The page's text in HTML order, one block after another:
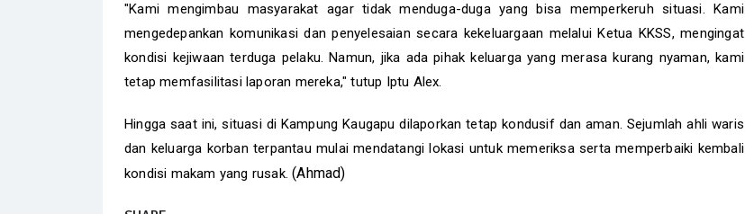
"Kami mengimbau masyarakat agar tidak menduga-duga yang bisa memperkeruh situasi. Kami
mengedepankan komunikasi dan penyelesaian secara kekeluargaan melalui Ketua KKSS, mengingat
kondisi kejiwaan terduga pelaku. Namun, jika ada pihak keluarga yang merasa kurang nyaman, kami
tetap memfasilitasi laporan mereka," tutup Iptu Alex.
Hingga saat ini, situasi di Kampung Kaugapu dilaporkan tetap kondusif dan aman. Sejumlah ahli waris
dan keluarga korban terpantau mulai mendatangi lokasi untuk memeriksa serta memperbaiki kembali
kondisi makam yang rusak.(Ahmad)